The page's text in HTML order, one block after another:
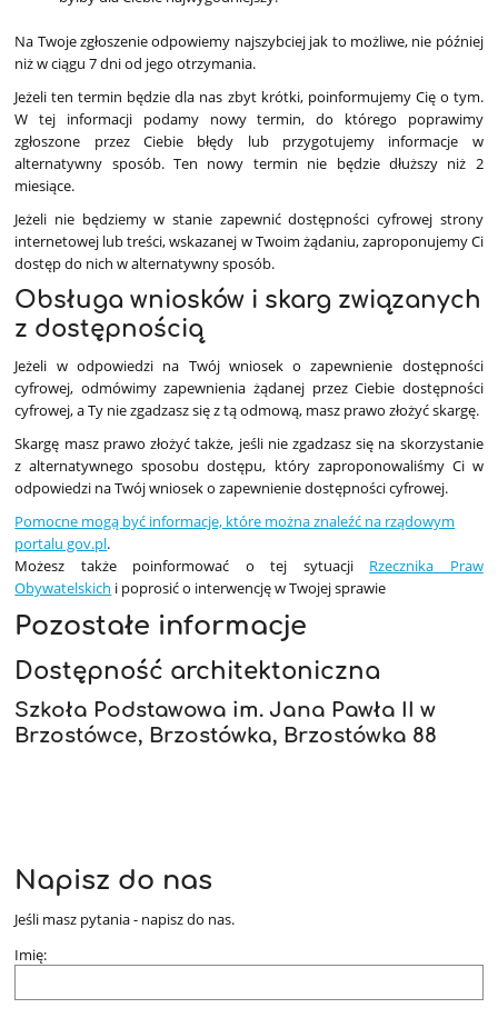
Na Twoje zgłoszenie odpowiemy najszybciej jak to możliwe, nie później
niż w ciągu 7 dni od jego otrzymania.
Jeżeli ten termin będzie dla nas zbyt krótki, poinformujemy Cię o tym.
W tej informacji podamy nowy termin, do którego poprawimy
zgłoszone przez Ciebie błędy lub przygotujemy informacje w
alternatywny sposób. Ten nowy termin nie będzie dłuższy niż 2
miesiące.
Jeżeli nie będziemy w stanie zapewnić dostępności cyfrowej strony
internetowej lub treści, wskazanej w Twoim żądaniu, zaproponujemy Ci
dostęp do nich w alternatywny sposób.
Obsługa wniosków i skarg związanych
z dostępnością
Jeżeli w odpowiedzi na Twój wniosek o zapewnienie dostępności
cyfrowej, odmówimy zapewnienia żądanej przez Ciebie dostępności
cyfrowej, a Ty nie zgadzasz się z tą odmową, masz prawo złożyć skargę.
Skargę masz prawo złożyć także, jeśli nie zgadzasz się na skorzystanie
z alternatywnego sposobu dostępu, który zaproponowaliśmy Ci w
odpowiedzi na Twój wniosek o zapewnienie dostępności cyfrowej.
Pomocne mogą być informacje, które można znaleźć na rządowym
portalu gov.pl.
Możesz także poinformować o tej sytuacji Rzecznika Praw
Obywatelskich i poprosić o interwencję w Twojej sprawie
Pozostałe informacje
Dostępność architektoniczna
Szkoła Podstawowa im. Jana Pawła II w
Brzostówce, Brzostówka, Brzostówka 88
Napisz do nas
Jeśli masz pytania - napisz do nas.
Imię: